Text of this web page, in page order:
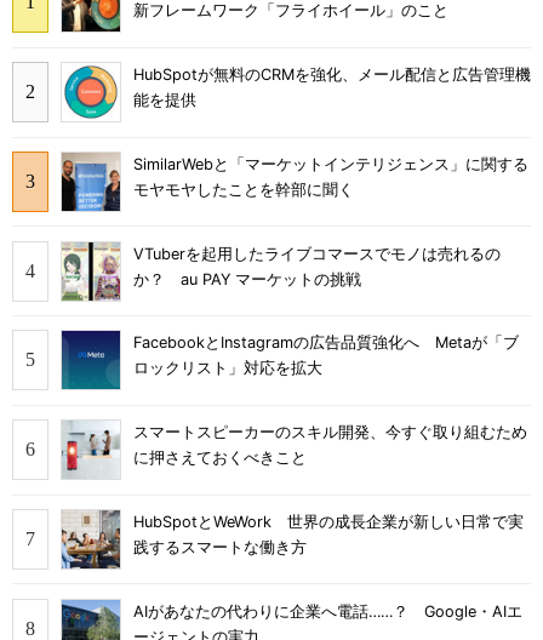
新フレームワーク「フライホイール」のこと
HubSpotが無料のCRMを強化、メール配信と広告管理機
能を提供
SimilarWebと「マーケットインテリジェンス」に関する
モヤモヤしたことを幹部に聞く
VTuberを起用したライブコマースでモノは売れるの
か？ au PAY マーケットの挑戦
FacebookとInstagramの広告品質強化へ Metaが「ブ
ロックリスト」対応を拡大
スマートスピーカーのスキル開発、今すぐ取り組むため
に押さえておくべきこと
HubSpotとWeWork 世界の成長企業が新しい日常で実
践するスマートな働き方
AIがあなたの代わりに企業へ電話……？ Google・AIエ